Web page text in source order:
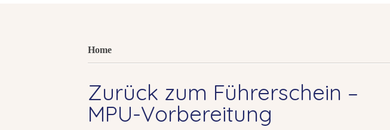
Home
Zurück zum Führerschein –
MPU-Vorbereitung